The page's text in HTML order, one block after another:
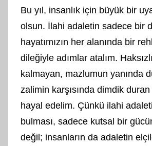
Bu yıl, insanlık için büyük bir
olsun. İlahi adaletin sadece bir
hayatımızın her alanında bir
dileğiyle adımlar atalım.
kalmayan, mazlumun yanında
zalimin karşısında dimdik
hayal edelim. Çünkü ilahi
bulması, sadece kutsal bir
değil; insanların da adaletin